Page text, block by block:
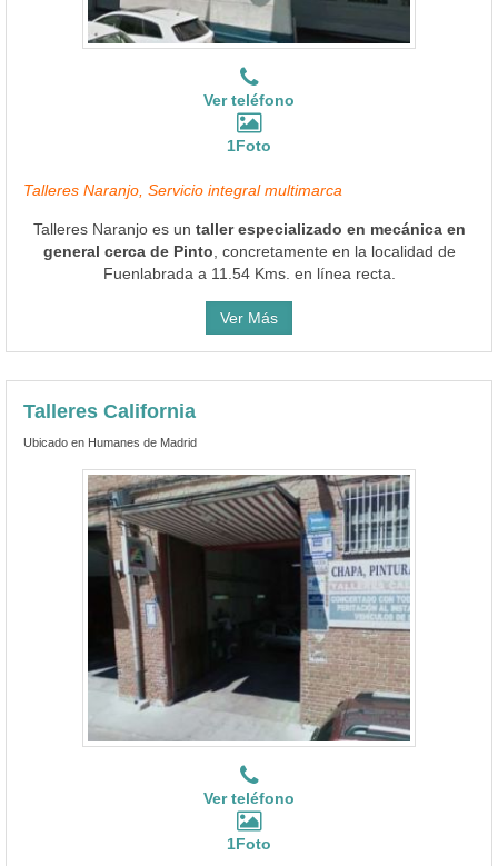
Ver teléfono
1Foto
Talleres Naranjo, Servicio integral multimarca
Talleres Naranjo es un taller especializado en mecánica en
general cerca de Pinto , concretamente en la localidad de
Fuenlabrada a 11.54 Kms. en línea recta.
Ver Más
Talleres California
Ubicado en Humanes de Madrid
Ver teléfono
1Foto